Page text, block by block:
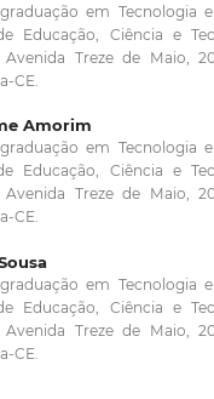
em Tecnologia
Educação, Ciência e
Avenida Treze de Maio,
CE.
Amorim
em Tecnologia
Educação, Ciência e
Avenida Treze de Maio,
CE.
em Tecnologia
Educação, Ciência e
Avenida Treze de Maio,
CE.